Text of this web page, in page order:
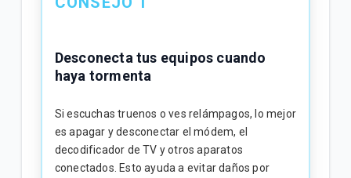
Desconecta tus equipos cuando
haya tormenta
Si escuchas truenos o ves relámpagos, lo mejor
es apagar y desconectar el módem, el
decodificador de TV y otros aparatos
conectados. Esto ayuda a evitar daños por